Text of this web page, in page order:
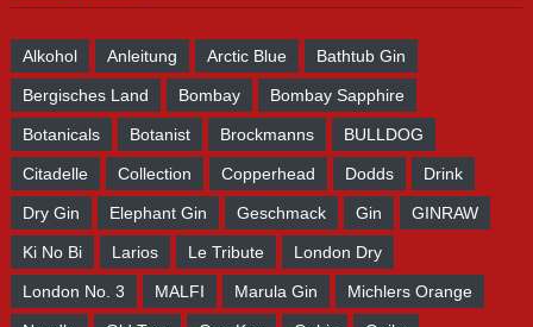
Alkohol Anleitung Arctic Blue Bathtub Gin
Bergisches Land Bombay Bombay Sapphire
Botanicals Botanist Brockmanns BULLDOG
Citadelle Collection Copperhead Dodds Drink
Dry Gin Elephant Gin Geschmack Gin GINRAW
Ki No Bi Larios Le Tribute London Dry
London No. 3 MALFI Marula Gin Michlers Orange